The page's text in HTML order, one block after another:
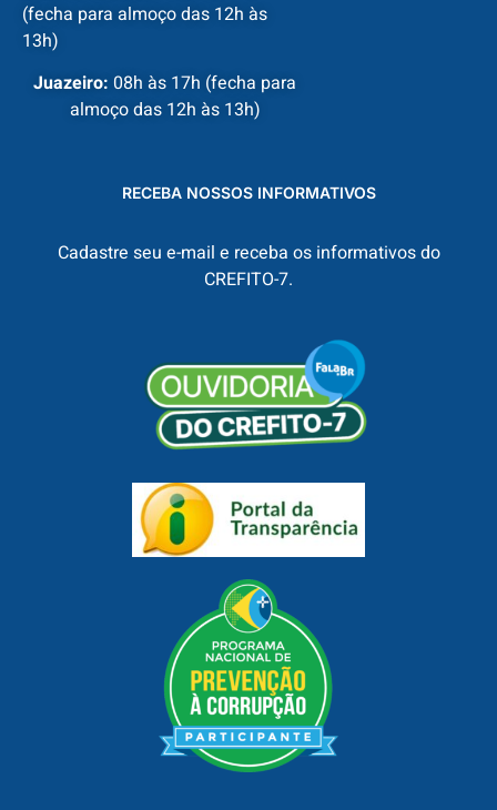
(fecha para almoço das 12h às
13h)
Juazeiro: 08h às 17h (fecha para
almoço das 12h às 13h)
RECEBA NOSSOS INFORMATIVOS
Cadastre seu e-mail e receba os informativos do
CREFITO-7.